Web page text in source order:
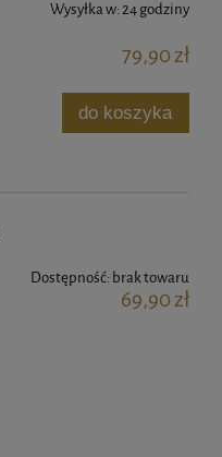
Wysyłka w:24 godziny
79,90 zł
do koszyka
Dostępność: brak towaru
69,90 zł